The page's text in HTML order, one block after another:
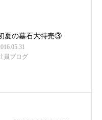
夏の墓石大特売③
員ブログ